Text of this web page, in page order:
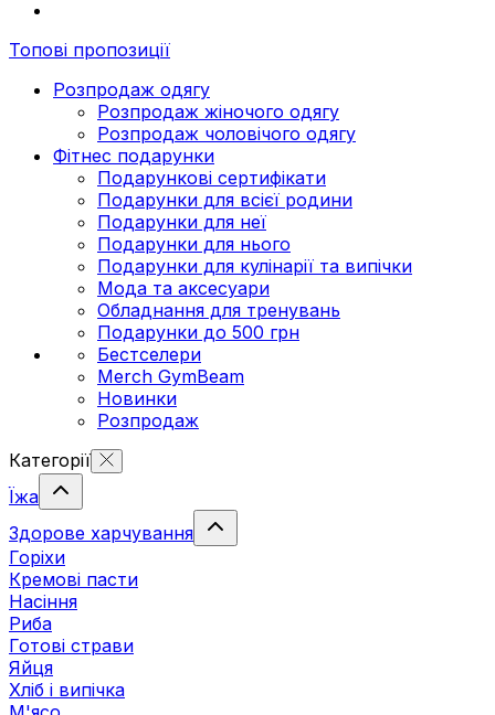
Топові пропозиції
Розпродаж одягу
Розпродаж жіночого одягу
Розпродаж чоловічого одягу
Фітнес подарунки
Подарункові сертифікати
Подарунки для всієї родини
Подарунки для неї
Подарунки для нього
Подарунки для кулінарії та випічки
Мода та аксесуари
Обладнання для тренувань
Подарунки до 500 грн
Бестселери
Merch GymBeam
Новинки
Розпродаж
Категорії
Їжа
Здорове харчування
Горіхи
Кремові пасти
Насіння
Риба
Готові страви
Яйця
Хліб і випічка